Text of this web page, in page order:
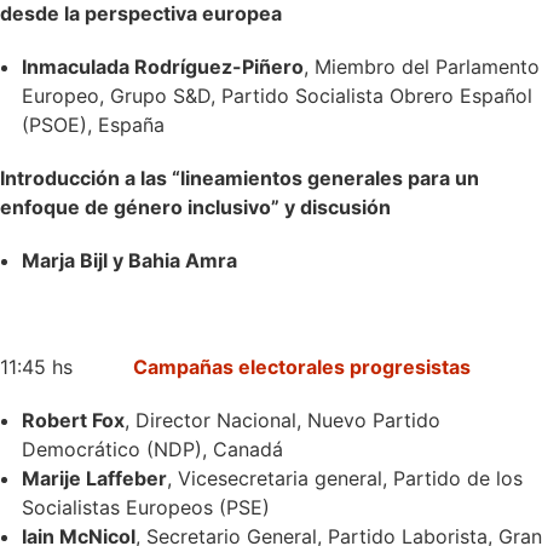
desde la perspectiva europea
Inmaculada Rodríguez-Piñero, Miembro del Parlamento
Europeo, Grupo S&D, Partido Socialista Obrero Español
(PSOE), España
Introducción a las “lineamientos generales para un
enfoque de género inclusivo” y discusión
Marja Bijl y Bahia Amra
11:45 hs Campañas electorales progresistas
Robert Fox, Director Nacional, Nuevo Partido
Democrático (NDP), Canadá
Marije Laffeber, Vicesecretaria general, Partido de los
Socialistas Europeos (PSE)
Iain McNicol, Secretario General, Partido Laborista, Gran